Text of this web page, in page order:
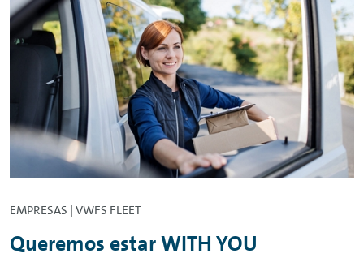
EMPRESAS | VWFS FLEET
Queremos estar WITH YOU